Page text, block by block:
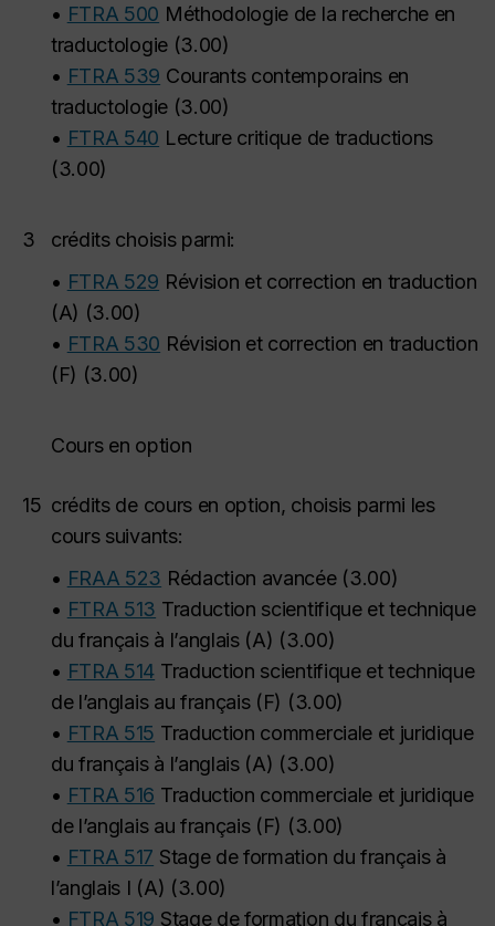
• FTRA 500 Méthodologie de la recherche en
traductologie(3.00)
• FTRA 539 Courants contemporains en
traductologie(3.00)
• FTRA 540 Lecture critique de traductions
(3.00)
3
crédits choisis parmi:
• FTRA 529 Révision et correction en traduction
(A) (3.00)
• FTRA 530 Révision et correction en traduction
(F) (3.00)
Cours en option
15 crédits de cours en option, choisis parmi les
cours suivants:
• FRAA 523 Rédaction avancée(3.00)
• FTRA 513 Traduction scientifique et technique
du français à l’anglais (A) (3.00)
• FTRA 514 Traduction scientifique et technique
de l’anglais au français (F) (3.00)
• FTRA 515 Traduction commerciale et juridique
du français à l’anglais (A) (3.00)
• FTRA 516 Traduction commerciale et juridique
de l’anglais au français (F) (3.00)
• FTRA 517 Stage de formation du français à
l’anglais I (A) (3.00)
• FTRA 519 Stage de formation du français à